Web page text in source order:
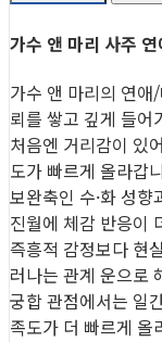
가수 앤 마리 사주
가수 앤 마리의 연
뢰를 쌓고 깊게 들어
처음엔 거리감이 있
도가 빠르게 올라갑
보완축인 수·화 성
진월에 체감 반응이
즉흥적 감정보다 현
러나는 관계 운으로
궁합 관점에서는 일
족도가 더 빠르게 올